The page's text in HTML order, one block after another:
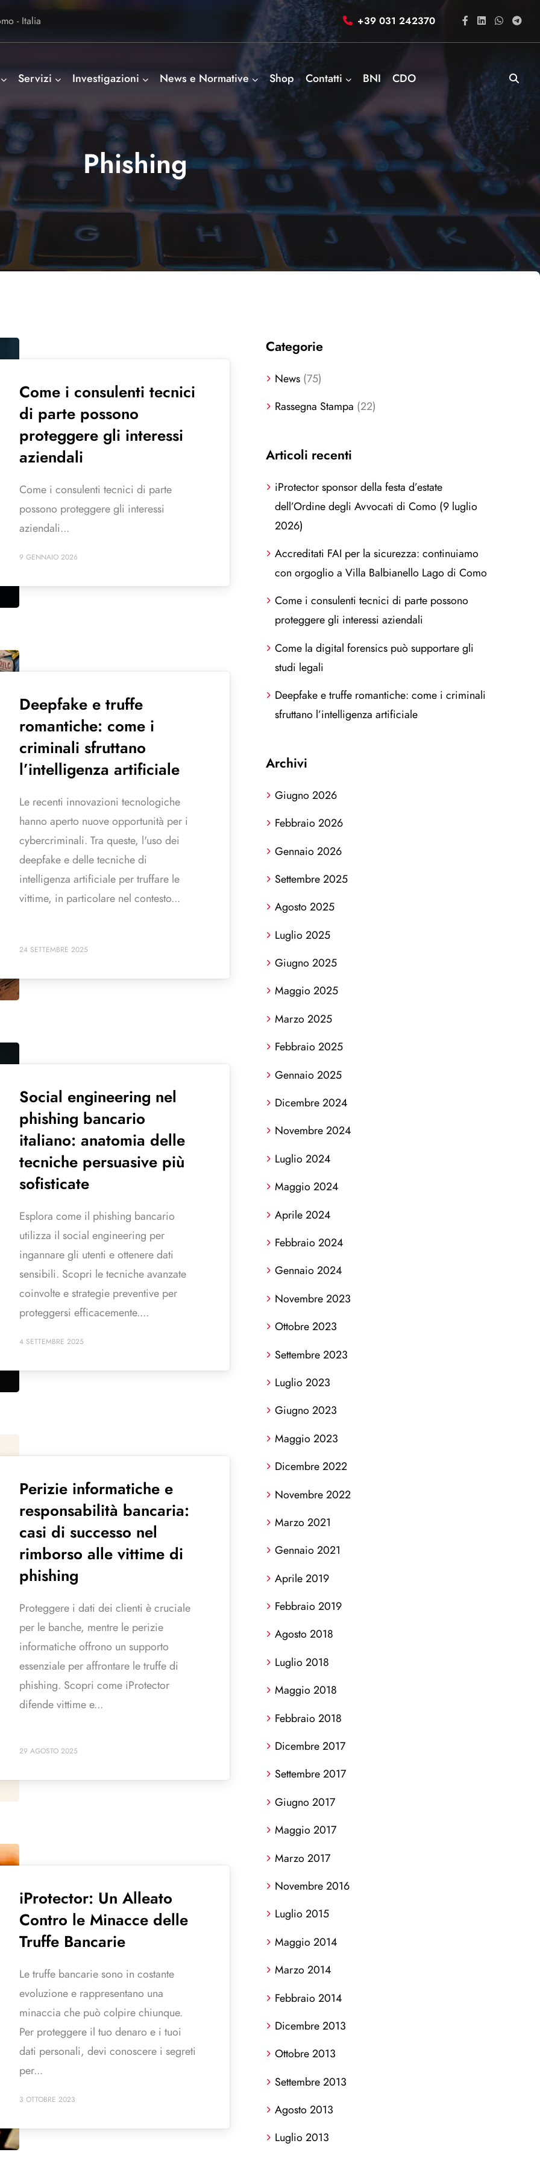
- Italia +39 031 242370
Servizi Investigazioni News e Normative Shop Contatti BNI CDO
Phishing
Come i consulenti tecnici
di parte possono
proteggere gli interessi
aziendali
Come i consulenti tecnici di parte
possono proteggere gli interessi
aziendali...
9 GENNAIO 2026
Deepfake e truffe
romantiche: come i
criminali sfruttano
l’intelligenza artificiale
Le recenti innovazioni tecnologiche
hanno aperto nuove opportunità per i
cybercriminali. Tra queste, l'uso dei
deepfake e delle tecniche di
intelligenza artificiale per truffare le
vittime, in particolare nel contesto...
24 SETTEMBRE 2025
Social engineering nel
phishing bancario
italiano: anatomia delle
tecniche persuasive più
sofisticate
Esplora come il phishing bancario
utilizza il social engineering per
ingannare gli utenti e ottenere dati
sensibili. Scopri le tecniche avanzate
coinvolte e strategie preventive per
proteggersi efficacemente....
4 SETTEMBRE 2025
Perizie informatiche e
responsabilità bancaria:
casi di successo nel
rimborso alle vittime di
phishing
Proteggere i dati dei clienti è cruciale
per le banche, mentre le perizie
informatiche offrono un supporto
essenziale per affrontare le truffe di
phishing. Scopri come iProtector
difende vittime e...
29 AGOSTO 2025
iProtector: Un Alleato
Contro le Minacce delle
Truffe Bancarie
Le truffe bancarie sono in costante
evoluzione e rappresentano una
minaccia che può colpire chiunque.
Per proteggere il tuo denaro e i tuoi
dati personali, devi conoscere i segreti
per...
3 OTTOBRE 2023
Categorie
News (75)
Rassegna Stampa (22)
Articoli recenti
iProtector sponsor della festa d’estate
dell’Ordine degli Avvocati di Como (9 luglio
2026)
Accreditati FAI per la sicurezza: continuiamo
con orgoglio a Villa Balbianello Lago di Como
Come i consulenti tecnici di parte possono
proteggere gli interessi aziendali
Come la digital forensics può supportare gli
studi legali
Deepfake e truffe romantiche: come i criminali
sfruttano l’intelligenza artificiale
Archivi
Giugno 2026
Febbraio 2026
Gennaio 2026
Settembre 2025
Agosto 2025
Luglio 2025
Giugno 2025
Maggio 2025
Marzo 2025
Febbraio 2025
Gennaio 2025
Dicembre 2024
Novembre 2024
Luglio 2024
Maggio 2024
Aprile 2024
Febbraio 2024
Gennaio 2024
Novembre 2023
Ottobre 2023
Settembre 2023
Luglio 2023
Giugno 2023
Maggio 2023
Dicembre 2022
Novembre 2022
Marzo 2021
Gennaio 2021
Aprile 2019
Febbraio 2019
Agosto 2018
Luglio 2018
Maggio 2018
Febbraio 2018
Dicembre 2017
Settembre 2017
Giugno 2017
Maggio 2017
Marzo 2017
Novembre 2016
Luglio 2015
Maggio 2014
Marzo 2014
Febbraio 2014
Dicembre 2013
Ottobre 2013
Settembre 2013
Agosto 2013
Luglio 2013